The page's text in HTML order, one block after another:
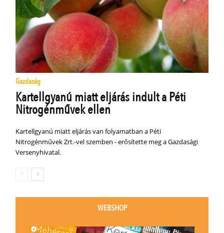
Gazdaság
Kartellgyanú miatt eljárás indult a Péti
Nitrogénművek ellen
Kartellgyanú miatt eljárás van folyamatban a Péti
Nitrogénművek Zrt.-vel szemben - erősítette meg a Gazdasági
Versenyhivatal.
WEBSHOP